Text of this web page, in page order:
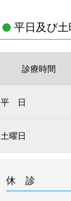
平日及び
診療時間
平 日
土曜日
休 診